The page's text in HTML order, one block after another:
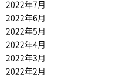
2022年7月
2022年6月
2022年5月
2022年4月
2022年3月
2022年2月